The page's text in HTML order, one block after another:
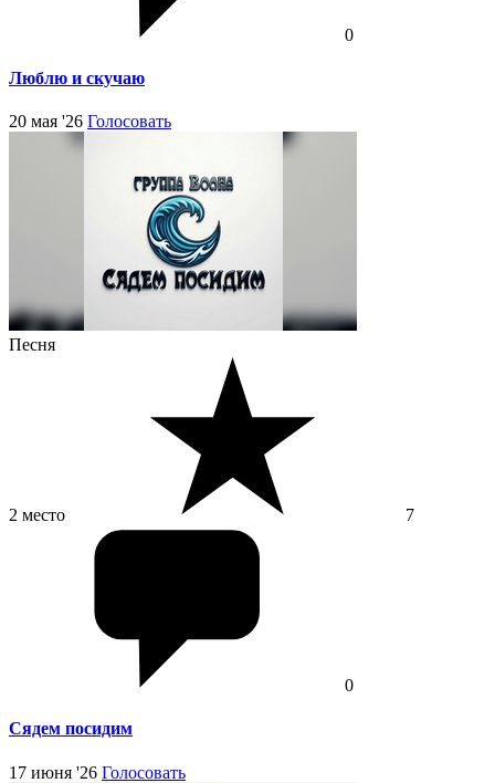
0
Люблю и скучаю
20 мая '26 Голосовать
Песня
2 место 7
0
Сядем посидим
17 июня '26 Голосовать